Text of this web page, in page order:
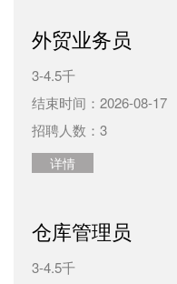
外贸业务员
3-4.5千
结束时间：2026-08-17
招聘人数：3
详情
仓库管理员
3-4.5千